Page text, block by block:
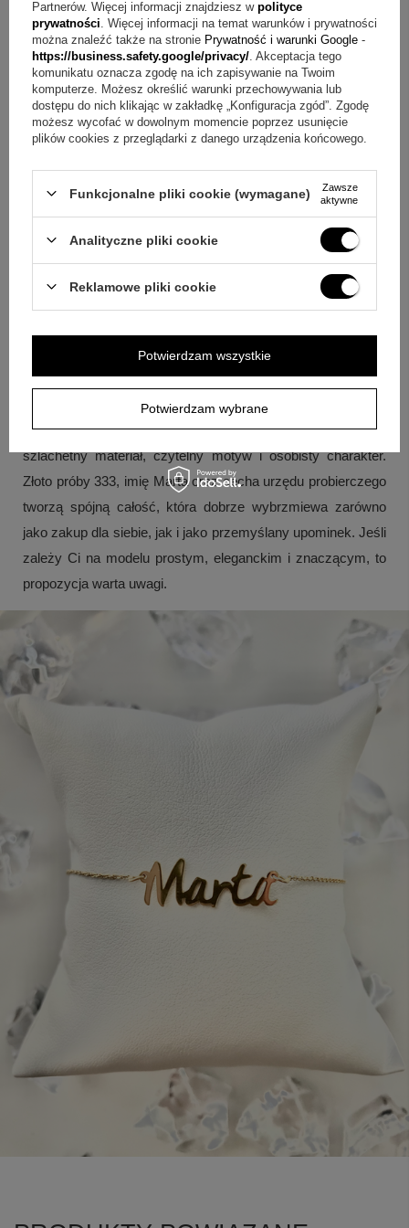
Pytanie:Czy imię Marta jest częścią tego wzoru?
Odpowiedź:Tak, imię Marta stanowi główny motyw tej
bransoletki.
Pytanie: Jak potwierdzona jest próba wyrobu?Odpowiedź:
Produkt ma cechę urzędu probierczego.
Czy ten model ma osobisty charakter?
Tak, ponieważ jego wyróżnikiem jest motyw
imienia, który nadaje biżuterii indywidualny wydźwięk.
Jak nosić ten model, by zachować subtelny efekt?
Najlepiej traktować go jako wyraźny, ale
Prezent, który opowiada historię
Ta bransoletka łączy w sobie to, co w biżuterii najważniejsze:
szlachetny materiał, czytelny motyw i osobisty charakter.
Złoto próby 333, imię Marta oraz cecha urzędu probierczego
tworzą spójną całość, która dobrze wybrzmiewa zarówno
jako zakup dla siebie, jak i jako przemyślany upominek. Jeśli
zależy Ci na modelu prostym, eleganckim i znaczącym, to
propozycja warta uwagi.
Partnerów. Więcej informacji znajdziesz w polityce
prywatności . Więcej informacji na temat warunków i prywatności
można znaleźć także na stronie Prywatność i warunki Google -
https://business.safety.google/privacy/ . Akceptacja tego
komunikatu oznacza zgodę na ich zapisywanie na Twoim
komputerze. Możesz określić warunki przechowywania lub
dostępu do nich klikając w zakładkę „Konfiguracja zgód”. Zgodę
możesz wycofać w dowolnym momencie poprzez usunięcie
plików cookies z przeglądarki z danego urządzenia końcowego.
Funkcjonalne pliki cookie (wymagane)
Zawsze
aktywne
Analityczne pliki cookie
Reklamowe pliki cookie
Potwierdzam wybrane
Potwierdzam wszystkie